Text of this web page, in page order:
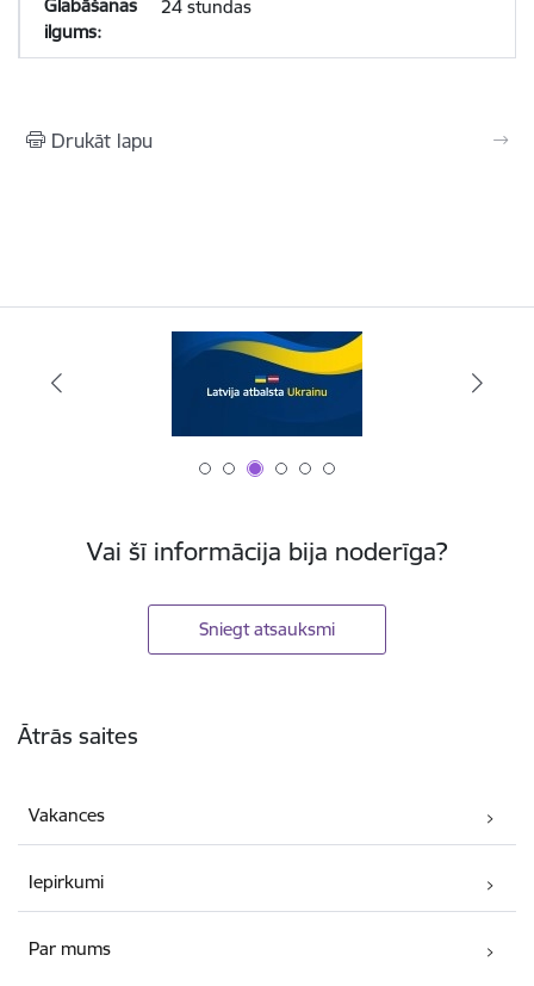
24 stundas
Drukāt lapu
Vai šī informācija bija noderīga?
Sniegt atsauksmi
Ātrās saites
Vakances
Iepirkumi
Par mums